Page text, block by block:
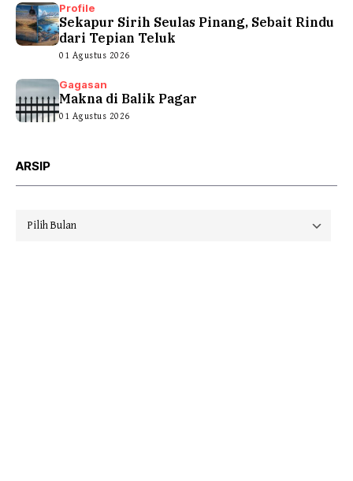
Profile
Sekapur Sirih Seulas Pinang, Sebait Rindu
dari Tepian Teluk
01 Agustus 2026
Gagasan
Makna di Balik Pagar
01 Agustus 2026
ARSIP
Arsip